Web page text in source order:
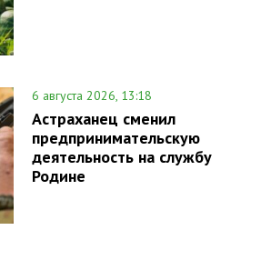
6 августа 2026, 13:18
Астраханец сменил
предпринимательскую
деятельность на службу
Родине